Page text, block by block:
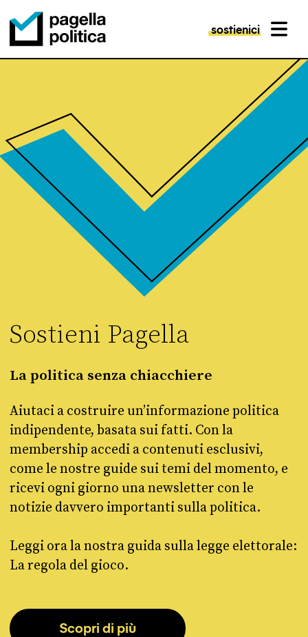
Pagella Politica Logo
sostienici MENU
Sostieni Pagella
La politica senza chiacchiere
Aiutaci a costruire un’informazione politica
indipendente, basata sui fatti. Con la
membership accedi a contenuti esclusivi,
come le nostre guide sui temi del momento, e
ricevi ogni giorno una newsletter con le
notizie davvero importanti sulla politica.
Leggi ora la nostra guida sulla legge elettorale:
La regola del gioco.
Scopri di più